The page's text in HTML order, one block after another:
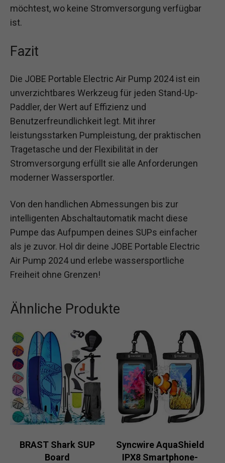
möchtest, wo keine Stromversorgung verfügbar
ist.
Fazit
Die JOBE Portable Electric Air Pump 2024 ist ein
unverzichtbares Werkzeug für jeden Stand-Up-
Paddler, der Wert auf Effizienz und
Benutzerfreundlichkeit legt. Mit ihrer
leistungsstarken Pumpleistung, der praktischen
Tragetasche und der Flexibilität in der
Stromversorgung erfüllt sie alle Anforderungen
moderner Wassersportler.
Von den handlichen Abmessungen bis zur
intelligenten Abschaltautomatik macht diese
Pumpe das Aufpumpen deines SUPs einfacher
als je zuvor. Hol dir deine JOBE Portable Electric
Air Pump 2024 und erlebe wassersportliche
Freiheit ohne Grenzen!
Ähnliche Produkte
BRAST Shark SUP
Board
Syncwire AquaShield
IPX8 Smartphone-